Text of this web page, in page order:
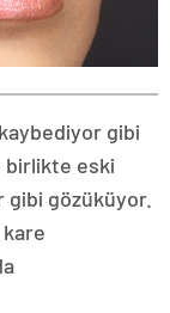
gibi
birlikte eski
gibi gözüküyor.